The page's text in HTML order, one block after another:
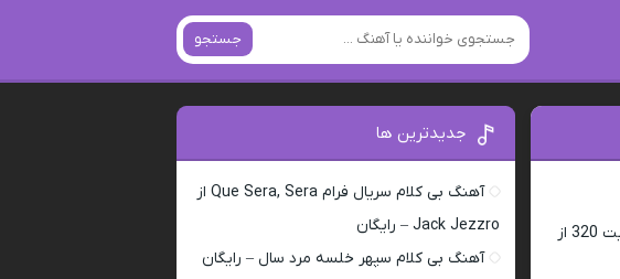
جستجو
همراه با متن کامل و کیفیت 320 از
جدیدترین ها
آهنگ بی کلام سریال فرام Que Sera, Sera از
Jack Jezzro – رایگان
آهنگ بی کلام سپهر خلسه مرد سال – رایگان